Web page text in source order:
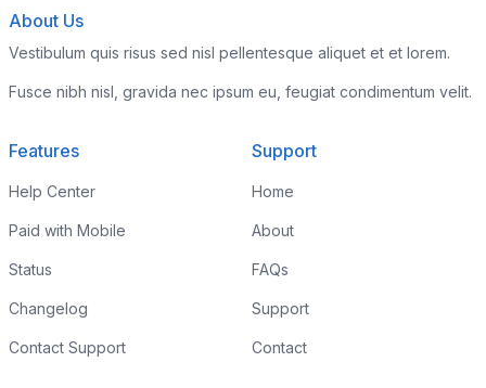
About Us
Vestibulum quis risus sed nisl pellentesque aliquet et et lorem.
Fusce nibh nisl, gravida nec ipsum eu, feugiat condimentum velit.
Features
Help Center
Paid with Mobile
Status
Changelog
Contact Support
Support
Home
About
FAQs
Support
Contact